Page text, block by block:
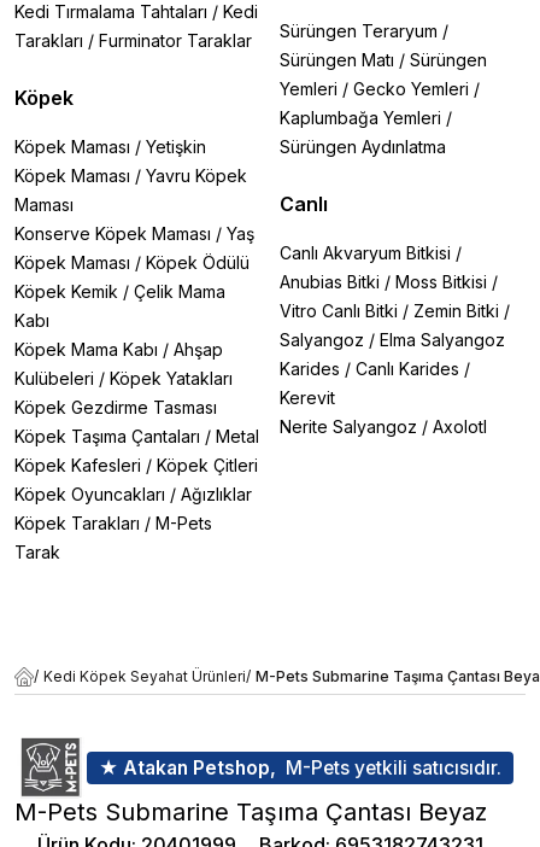
Kedi Tırmalama Tahtaları / Kedi
Tarakları / Furminator Taraklar
Köpek
Köpek Maması / Yetişkin
Köpek Maması / Yavru Köpek
Maması
Konserve Köpek Maması / Yaş
Köpek Maması / Köpek Ödülü
Köpek Kemik / Çelik Mama
Kabı
Köpek Mama Kabı / Ahşap
Kulübeleri / Köpek Yatakları
Köpek Gezdirme Tasması
Köpek Taşıma Çantaları / Metal
Köpek Kafesleri / Köpek Çitleri
Köpek Oyuncakları / Ağızlıklar
Köpek Tarakları / M-Pets
Tarak
Sürüngen Teraryum /
Sürüngen Matı / Sürüngen
Yemleri / Gecko Yemleri /
Kaplumbağa Yemleri /
Sürüngen Aydınlatma
Canlı
Canlı Akvaryum Bitkisi /
Anubias Bitki / Moss Bitkisi /
Vitro Canlı Bitki / Zemin Bitki /
Salyangoz / Elma Salyangoz
Karides / Canlı Karides /
Kerevit
Nerite Salyangoz / Axolotl
/ Kedi Köpek Seyahat Ürünleri/ M-Pets Submarine Taşıma Çantası
★ Atakan Petshop, M-Pets yetkili satıcısıdır.
M-Pets Submarine Taşıma Çantası Beyaz